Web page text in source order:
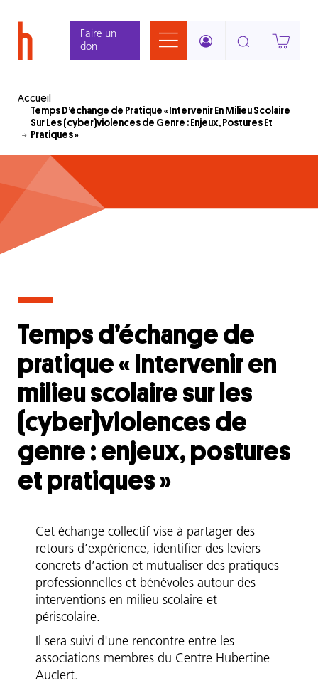
contenu
principal
Faire un
don
Accueil
Temps D’échange de Pratique « Intervenir En Milieu Scolaire
Sur Les (cyber)violences de Genre : Enjeux, Postures Et
Pratiques »
Temps d’échange de
pratique « Intervenir en
milieu scolaire sur les
(cyber)violences de
genre : enjeux, postures
et pratiques »
Chapô
Cet échange collectif vise à partager des
retours d’expérience, identifier des leviers
concrets d’action et mutualiser des pratiques
professionnelles et bénévoles autour des
interventions en milieu scolaire et
périscolaire.
Il sera suivi d'une rencontre entre les
associations membres du Centre Hubertine
Auclert.